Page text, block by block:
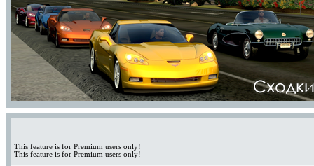
This feature is for Premium users only!
This feature is for Premium users only!